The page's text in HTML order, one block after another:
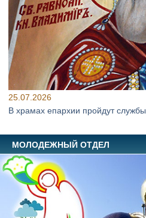
25.07.2026
В храмах епархии пройдут
МОЛОДЕЖНЫЙ ОТДЕЛ